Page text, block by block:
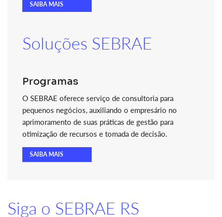
SAIBA MAIS
Soluções SEBRAE
Programas
O SEBRAE oferece serviço de consultoria para
pequenos negócios, auxiliando o empresário no
aprimoramento de suas práticas de gestão para
otimização de recursos e tomada de decisão.
SAIBA MAIS
Siga o SEBRAE RS